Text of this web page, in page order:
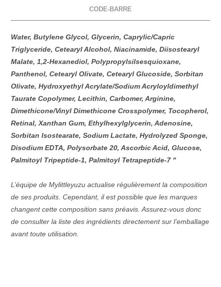
CODE-BARRE
Water, Butylene Glycol, Glycerin, Caprylic/Capric
Triglyceride, Cetearyl Alcohol, Niacinamide, Diisostearyl
Malate, 1,2-Hexanediol, Polypropylsilsesquioxane,
Panthenol, Cetearyl Olivate, Cetearyl Glucoside, Sorbitan
Olivate, Hydroxyethyl Acrylate/Sodium Acryloyldimethyl
Taurate Copolymer, Lecithin, Carbomer, Arginine,
Dimethicone/Vinyl Dimethicone Crosspolymer, Tocopherol,
Retinal, Xanthan Gum, Ethylhexylglycerin, Adenosine,
Sorbitan Isostearate, Sodium Lactate, Hydrolyzed Sponge,
Disodium EDTA, Polysorbate 20, Ascorbic Acid, Glucose,
Palmitoyl Tripeptide-1, Palmitoyl Tetrapeptide-7 "
L’équipe de Mylittleyuzu actualise régulièrement la composition
de ses produits. Cependant, il est possible que les marques
changent cette composition sans préavis. Assurez-vous donc
de consulter la liste des ingrédients directement sur l’emballage
avant toute utilisation.